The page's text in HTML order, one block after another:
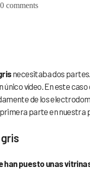
0 comments
necesitaba dos partes.
vídeo. En este
de los
parte en nuestra
han puesto unas